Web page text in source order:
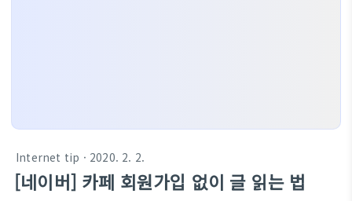
Internet tip · 2020. 2. 2.
[네이버] 카페 회원가입 없이 글 읽는 법